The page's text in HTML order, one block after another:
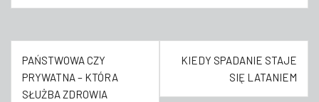
Nawigacja
wpisu
PAŃSTWOWA CZY
PRYWATNA – KTÓRA
SŁUŻBA ZDROWIA
KIEDY SPADANIE STAJE
SIĘ LATANIEM